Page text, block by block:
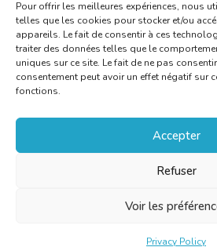
Pour offrir les meilleures expériences, nous
telles que les cookies pour stocker et/ou
appareils. Le fait de consentir à ces
traiter des données telles que le
uniques sur ce site. Le fait de ne pas
consentement peut avoir un effet négatif sur
fonctions.
Accepter
Refuser
Voir les
Privacy Policy